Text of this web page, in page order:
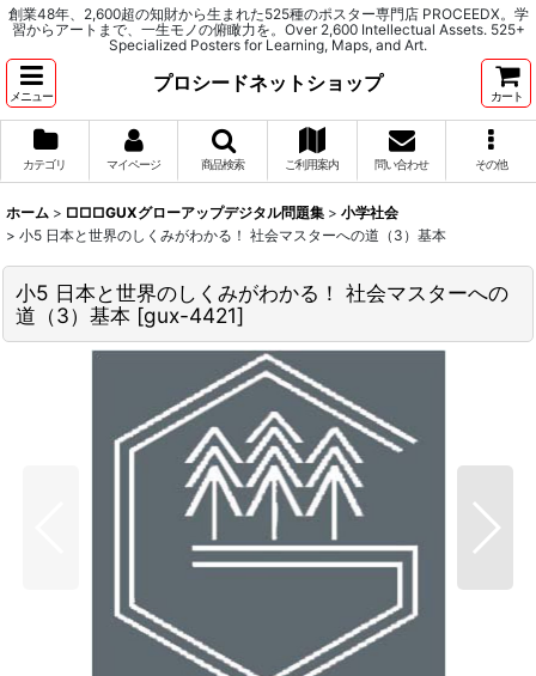
創業48年、2,600超の知財から生まれた525種のポスター専門店 PROCEEDX。学
習からアートまで、一生モノの俯瞰力を。Over 2,600 Intellectual Assets. 525+
Specialized Posters for Learning, Maps, and Art.
メニュー
プロシードネットショップ
カート
カテゴリ マイページ 商品検索 ご利用案内 問い合わせ その他
ホーム > □□□GUXグローアップデジタル問題集 > 小学社会
> 小5 日本と世界のしくみがわかる！ 社会マスターへの道（3）基本
小5 日本と世界のしくみがわかる！ 社会マスターへの
道（3）基本 [gux-4421]